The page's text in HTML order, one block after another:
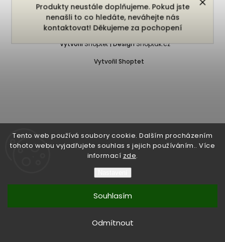
Tento web používá soubory cookie. Dalším procházením
tohoto webu vyjadřujete souhlas s jejich používáním.. Více
informací zde.
Odmítnout
Souhlasím
Produkty neustále doplňujeme. Pokud jste
nenašli to co hledáte, neváhejte nás
kontaktovat! Děkujeme za pochopení
Vytvořil Shoptet
Copyright 2026Bukefalos. Všechna práva vyhrazena.
Vytvořil Shoptet | Design Shoptak.cz